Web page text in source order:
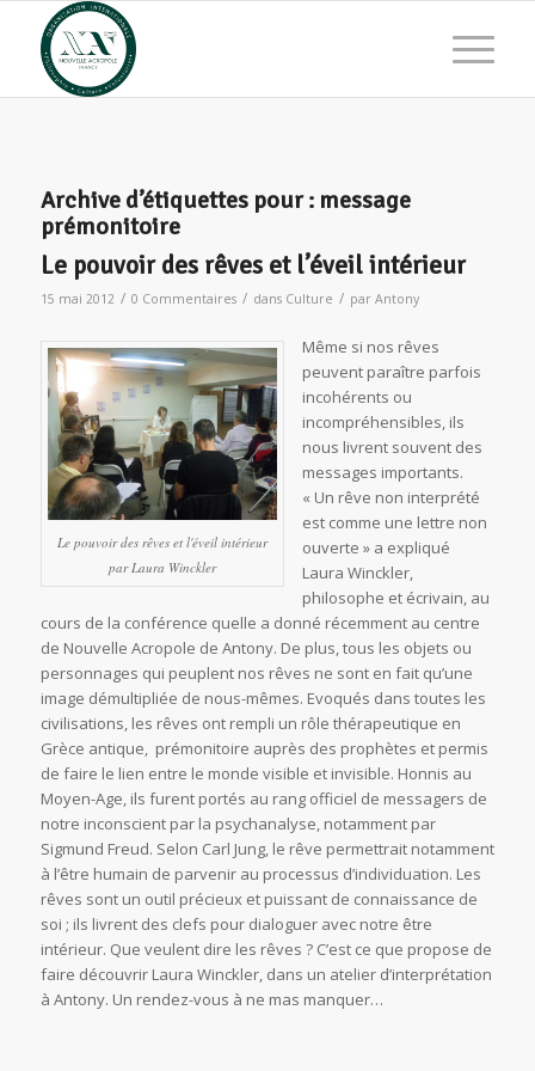
Archive d’étiquettes pour : message
prémonitoire
Le pouvoir des rêves et l’éveil intérieur
15 mai 2012 / 0 Commentaires / dans Culture / par Antony
Le pouvoir des rêves et l'éveil intérieur
par Laura Winckler
Même si nos rêves
peuvent paraître parfois
incohérents ou
incompréhensibles, ils
nous livrent souvent des
messages importants.
« Un rêve non interprété
est comme une lettre non
ouverte » a expliqué
Laura Winckler,
philosophe et écrivain, au
cours de la conférence quelle a donné récemment au centre
de Nouvelle Acropole de Antony. De plus, tous les objets ou
personnages qui peuplent nos rêves ne sont en fait qu’une
image démultipliée de nous-mêmes. Evoqués dans toutes les
civilisations, les rêves ont rempli un rôle thérapeutique en
Grèce antique, prémonitoire auprès des prophètes et permis
de faire le lien entre le monde visible et invisible. Honnis au
Moyen-Age, ils furent portés au rang officiel de messagers de
notre inconscient par la psychanalyse, notamment par
Sigmund Freud. Selon Carl Jung, le rêve permettrait notamment
à l’être humain de parvenir au processus d’individuation. Les
rêves sont un outil précieux et puissant de connaissance de
soi ; ils livrent des clefs pour dialoguer avec notre être
intérieur. Que veulent dire les rêves ? C’est ce que propose de
faire découvrir Laura Winckler, dans un atelier d’interprétation
à Antony. Un rendez-vous à ne mas manquer…